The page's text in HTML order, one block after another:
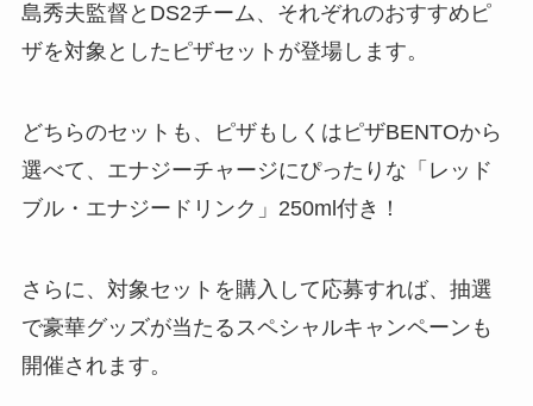
島秀夫監督とDS2チーム、それぞれのおすすめピ
ザを対象としたピザセットが登場します。
どちらのセットも、ピザもしくはピザBENTOから
選べて、エナジーチャージにぴったりな「レッド
ブル・エナジードリンク」250ml付き！
さらに、対象セットを購入して応募すれば、抽選
で豪華グッズが当たるスペシャルキャンペーンも
開催されます。